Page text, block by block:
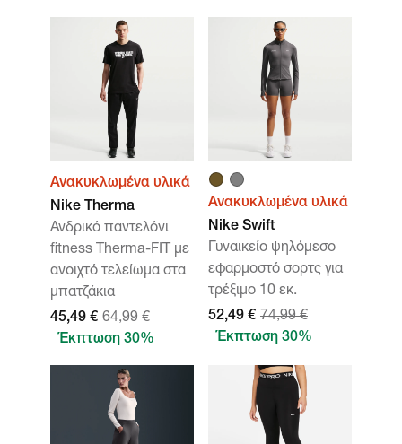
Ανακυκλωμένα υλικά
Nike Therma
Ανδρικό παντελόνι
fitness Therma-FIT με
ανοιχτό τελείωμα στα
μπατζάκια
45,49 € 64,99 €
Έκπτωση 30%
Ανακυκλωμένα υλικά
Nike Swift
Γυναικείο ψηλόμεσο
εφαρμοστό σορτς για
τρέξιμο 10 εκ.
52,49 € 74,99 €
Έκπτωση 30%